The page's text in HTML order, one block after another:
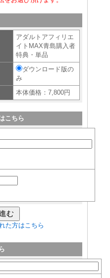
アダルトアフィリエ
イトMAX青島購入者
特典・単品
ダウンロード版の
み
本体価格：7,800円
こちら
た方はこちら